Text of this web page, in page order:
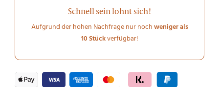
Schnell sein lohnt sich!
Aufgrund der hohen Nachfrage nur nochweniger als
10 Stückverfügbar!